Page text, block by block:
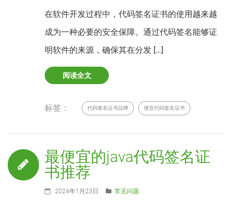
在软件开发过程中，代码签名证书的使用越来越
成为一种必要的安全保障。通过代码签名能够证
明软件的来源，确保其在分发 […]
阅读全文
标签： 代码签名证书品牌 便宜代码签名证书
最便宜的java代码签名证
书推荐
2024年1月23日 常见问题